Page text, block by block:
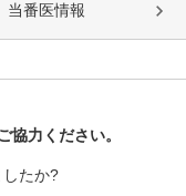
当番医情報
協力ください。
たか?